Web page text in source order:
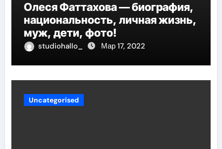
Олеся Фаттахова — биография,
национальность, личная жизнь,
муж, дети, фото!
studiohallo_ Мар 17, 2022
Uncategorised